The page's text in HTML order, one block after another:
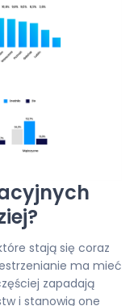
stają się coraz
ma mieć
zapadają
i stanowią one